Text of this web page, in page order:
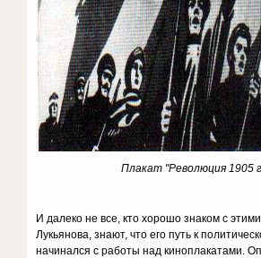
Плакат "Революция 1905
И далеко не все, кто хорошо знаком с
Лукьянова, знают, что его путь к
начинался с работы над киноплакатами.